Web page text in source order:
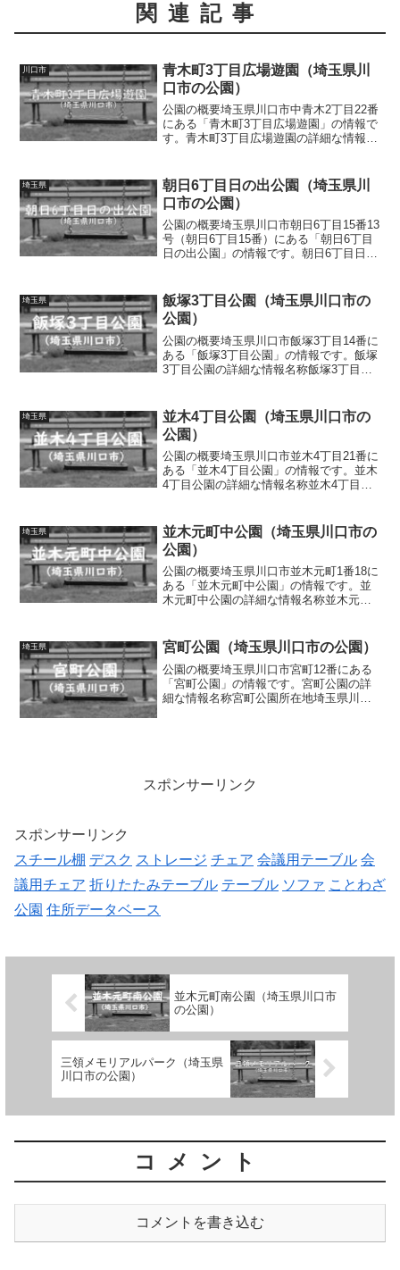
関連記事
川口市
青木町3丁目広場遊園（埼玉県川
口市の公園）
公園の概要埼玉県川口市中青木2丁目22番
にある「青木町3丁目広場遊園」の情報で
す。青木町3丁目広場遊園の詳細な情報名
公園施設・遊具滑り台、ブランコ、ベン
チ、水道ト...
埼玉県
朝日6丁目日の出公園（埼玉県川
口市の公園）
公園の概要埼玉県川口市朝日6丁目15番13
号（朝日6丁目15番）にある「朝日6丁目
日の出公園」の情報です。朝日6丁目日の
号（朝日6丁目15番）面積情報なし種別
街...
埼玉県
飯塚3丁目公園（埼玉県川口市の
公園）
公園の概要埼玉県川口市飯塚3丁目14番に
ある「飯塚3丁目公園」の情報です。飯塚
3丁目公園の詳細な情報名称飯塚3丁目公
具（滑り台、ロープ遊具、アスレチック
遊具、上り棒...
埼玉県
並木4丁目公園（埼玉県川口市の
公園）
公園の概要埼玉県川口市並木4丁目21番に
ある「並木4丁目公園」の情報です。並木
4丁目公園の詳細な情報名称並木4丁目公
台、ブランコ、ジャングルジム、ロープ
遊具、スプリン...
埼玉県
並木元町中公園（埼玉県川口市の
公園）
公園の概要埼玉県川口市並木元町1番18に
ある「並木元町中公園」の情報です。並
木元町中公園の詳細な情報名称並木元町
合遊具（滑り台、ブランコ、ジャングル
ジム）、クライミ...
埼玉県 宮町公園（埼玉県川口市の公園）
公園の概要埼玉県川口市宮町12番にある
「宮町公園」の情報です。宮町公園の詳
細な情報名称宮町公園所在地埼玉県川口
スポンサーリンク
スポンサーリンク
スチール棚 デスク ストレージ チェア 会議用テーブル 会
議用チェア 折りたたみテーブル テーブル ソファ ことわざ
公園 住所データベース
並木元町南公園（埼玉県川口市
の公園）
三領メモリアルパーク（埼玉県
川口市の公園）
コメント
コメントを書き込む